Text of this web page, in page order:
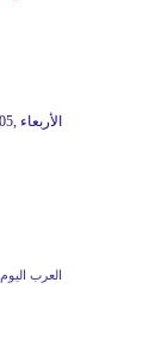
16:46 2012 الأربعاء ,05 كانون الأول / ديسمبر
العرب اليوم